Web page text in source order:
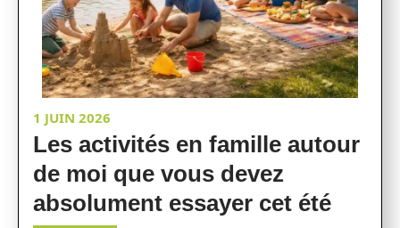
1 JUIN 2026
Les activités en famille autour
de moi que vous devez
absolument essayer cet été